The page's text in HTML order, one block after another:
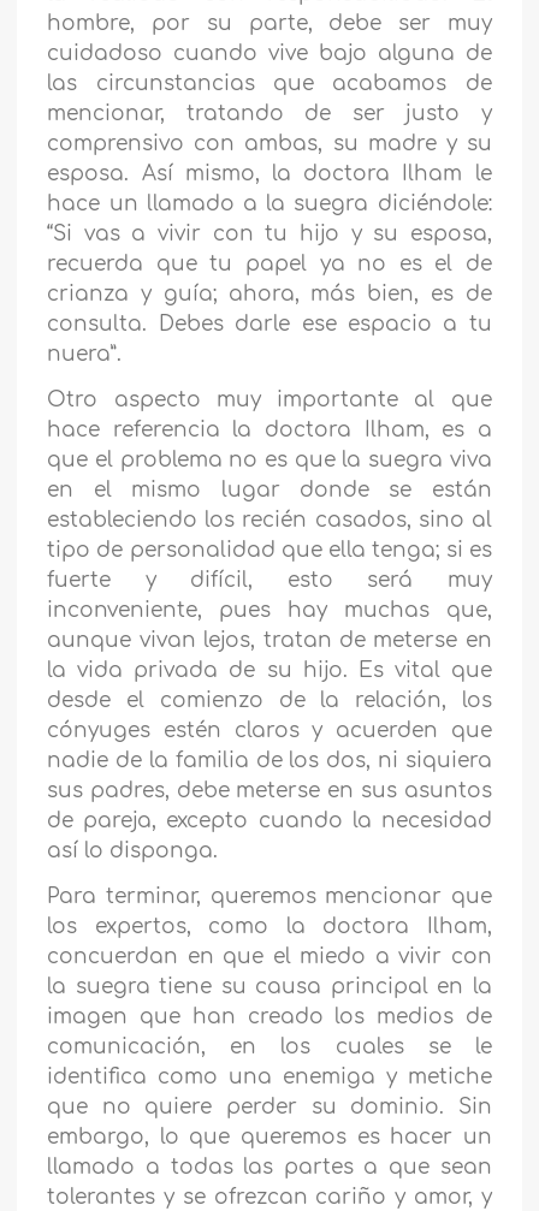
hombre, por su parte, debe ser muy
cuidadoso cuando vive bajo alguna de
las circunstancias que acabamos de
mencionar, tratando de ser justo y
comprensivo con ambas, su madre y su
esposa. Así mismo, la doctora Ilham le
hace un llamado a la suegra diciéndole:
“Si vas a vivir con tu hijo y su esposa,
recuerda que tu papel ya no es el de
crianza y guía; ahora, más bien, es de
consulta. Debes darle ese espacio a tu
nuera”.
Otro aspecto muy importante al que
hace referencia la doctora Ilham, es a
que el problema no es que la suegra viva
en el mismo lugar donde se están
estableciendo los recién casados, sino al
tipo de personalidad que ella tenga; si es
fuerte y difícil, esto será muy
inconveniente, pues hay muchas que,
aunque vivan lejos, tratan de meterse en
la vida privada de su hijo. Es vital que
desde el comienzo de la relación, los
cónyuges estén claros y acuerden que
nadie de la familia de los dos, ni siquiera
sus padres, debe meterse en sus asuntos
de pareja, excepto cuando la necesidad
así lo disponga.
Para terminar, queremos mencionar que
los expertos, como la doctora Ilham,
concuerdan en que el miedo a vivir con
la suegra tiene su causa principal en la
imagen que han creado los medios de
comunicación, en los cuales se le
identifica como una enemiga y metiche
que no quiere perder su dominio. Sin
embargo, lo que queremos es hacer un
llamado a todas las partes a que sean
tolerantes y se ofrezcan cariño y amor, y